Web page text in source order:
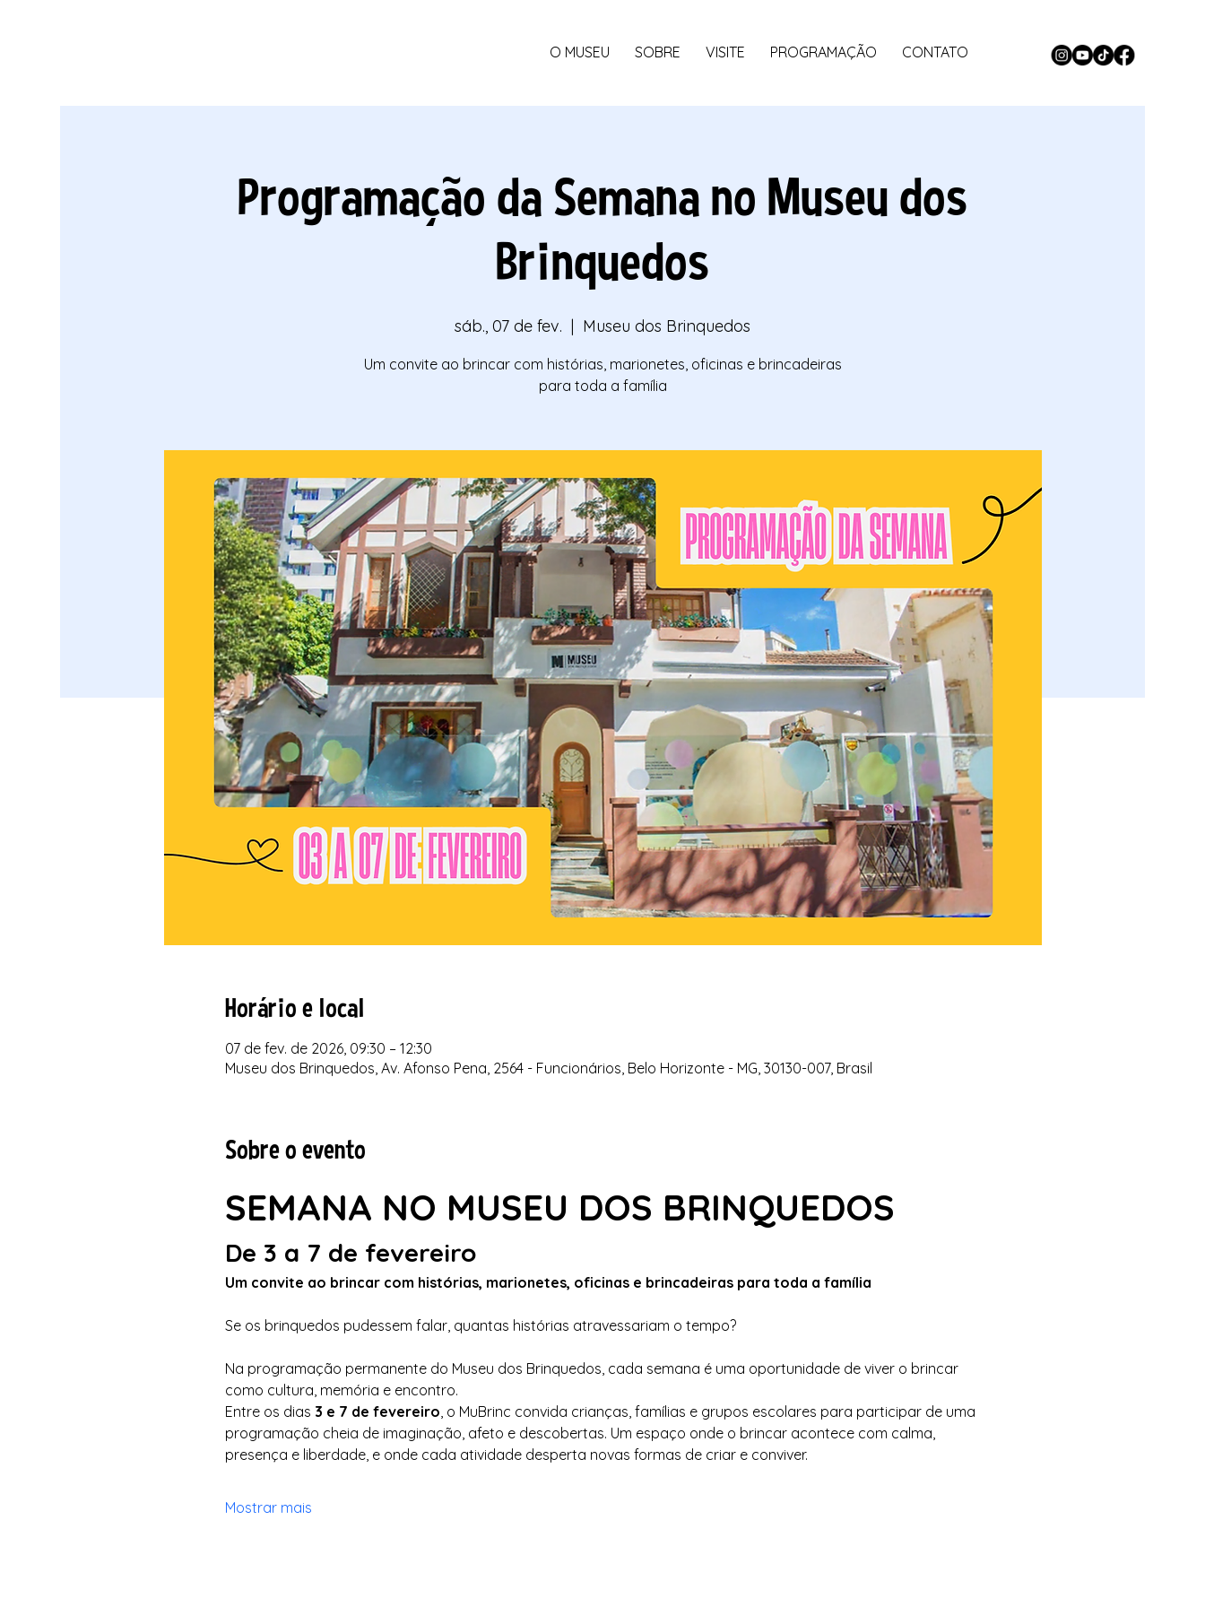
O MUSEU SOBRE VISITE PROGRAMAÇÃO CONTATO
Programação da Semana no Museu dos
Brinquedos
sáb., 07 de fev.
  |
Museu dos Brinquedos
Um convite ao brincar com histórias, marionetes, oficinas e brincadeiras
para toda a família
Horário e local
07 de fev. de 2026, 09:30 – 12:30
Museu dos Brinquedos, Av. Afonso Pena, 2564 - Funcionários, Belo Horizonte - MG, 30130-007, Brasil
Sobre o evento
SEMANA NO MUSEU DOS BRINQUEDOS
De 3 a 7 de fevereiro
Um convite ao brincar com histórias, marionetes, oficinas e brincadeiras para toda a família
Se os brinquedos pudessem falar, quantas histórias atravessariam o tempo?
Na programação permanente do Museu dos Brinquedos, cada semana é uma oportunidade de viver o brincar
como cultura, memória e encontro.
Entre os dias 3 e 7 de fevereiro, o MuBrinc convida crianças, famílias e grupos escolares para participar de uma
programação cheia de imaginação, afeto e descobertas. Um espaço onde o brincar acontece com calma,
presença e liberdade, e onde cada atividade desperta novas formas de criar e conviver.
Mostrar mais